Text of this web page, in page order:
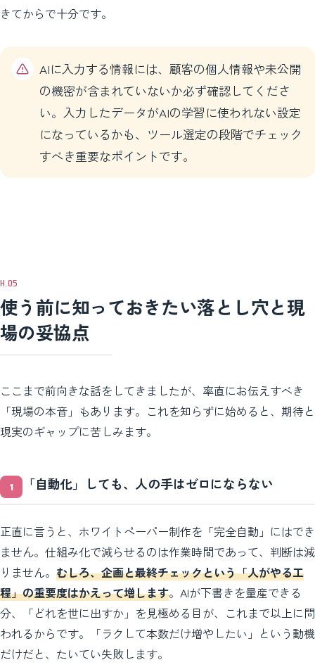
きてからで十分です。
AIに入力する情報には、顧客の個人情報や未公開
の機密が含まれていないか必ず確認してくださ
い。入力したデータがAIの学習に使われない設定
になっているかも、ツール選定の段階でチェック
すべき重要なポイントです。
使う前に知っておきたい落とし穴と現
場の妥協点
ここまで前向きな話をしてきましたが、率直にお伝えすべき
「現場の本音」もあります。これを知らずに始めると、期待と
現実のギャップに苦しみます。
「自動化」しても、人の手はゼロにならない
正直に言うと、ホワイトペーパー制作を「完全自動」にはでき
ません。仕組み化で減らせるのは作業時間であって、判断は減
りません。 むしろ、企画と最終チェックという「人がやる工
程」の重要度はかえって増します。AIが下書きを量産できる
分、「どれを世に出すか」を見極める目が、これまで以上に問
われるからです。「ラクして本数だけ増やしたい」という動機
だけだと、たいてい失敗します。